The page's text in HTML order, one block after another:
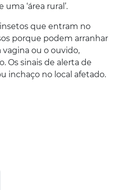
‘área rural’.
que entram no
porque podem arranhar
vagina ou o ouvido,
Os sinais de alerta de
inchaço no local afetado.